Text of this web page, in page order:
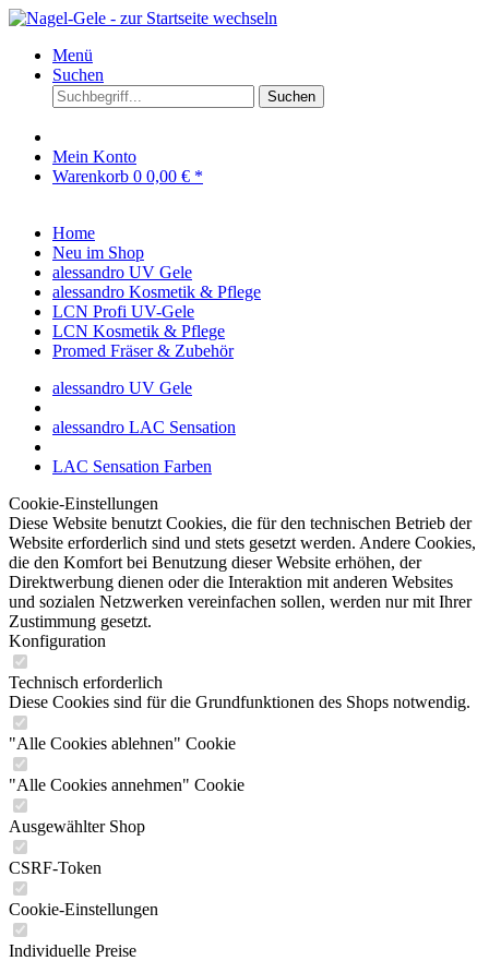
Menü
Suchen
Suchen
Mein Konto
Warenkorb 0 0,00 € *
Home
Neu im Shop
alessandro UV Gele
alessandro Kosmetik & Pflege
LCN Profi UV-Gele
LCN Kosmetik & Pflege
Promed Fräser & Zubehör
alessandro UV Gele
alessandro LAC Sensation
LAC Sensation Farben
Cookie-Einstellungen
Diese Website benutzt Cookies, die für den technischen Betrieb der
Website erforderlich sind und stets gesetzt werden. Andere Cookies,
die den Komfort bei Benutzung dieser Website erhöhen, der
Direktwerbung dienen oder die Interaktion mit anderen Websites
und sozialen Netzwerken vereinfachen sollen, werden nur mit Ihrer
Zustimmung gesetzt.
Konfiguration
Technisch erforderlich
Diese Cookies sind für die Grundfunktionen des Shops notwendig.
"Alle Cookies ablehnen" Cookie
"Alle Cookies annehmen" Cookie
Ausgewählter Shop
CSRF-Token
Cookie-Einstellungen
Individuelle Preise